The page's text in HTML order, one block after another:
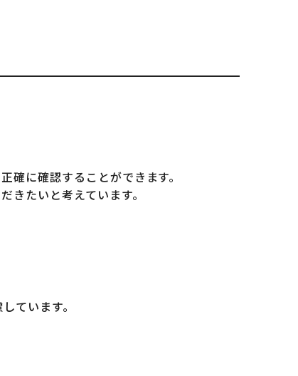
に確認することができます。
きたいと考えています。
ています。